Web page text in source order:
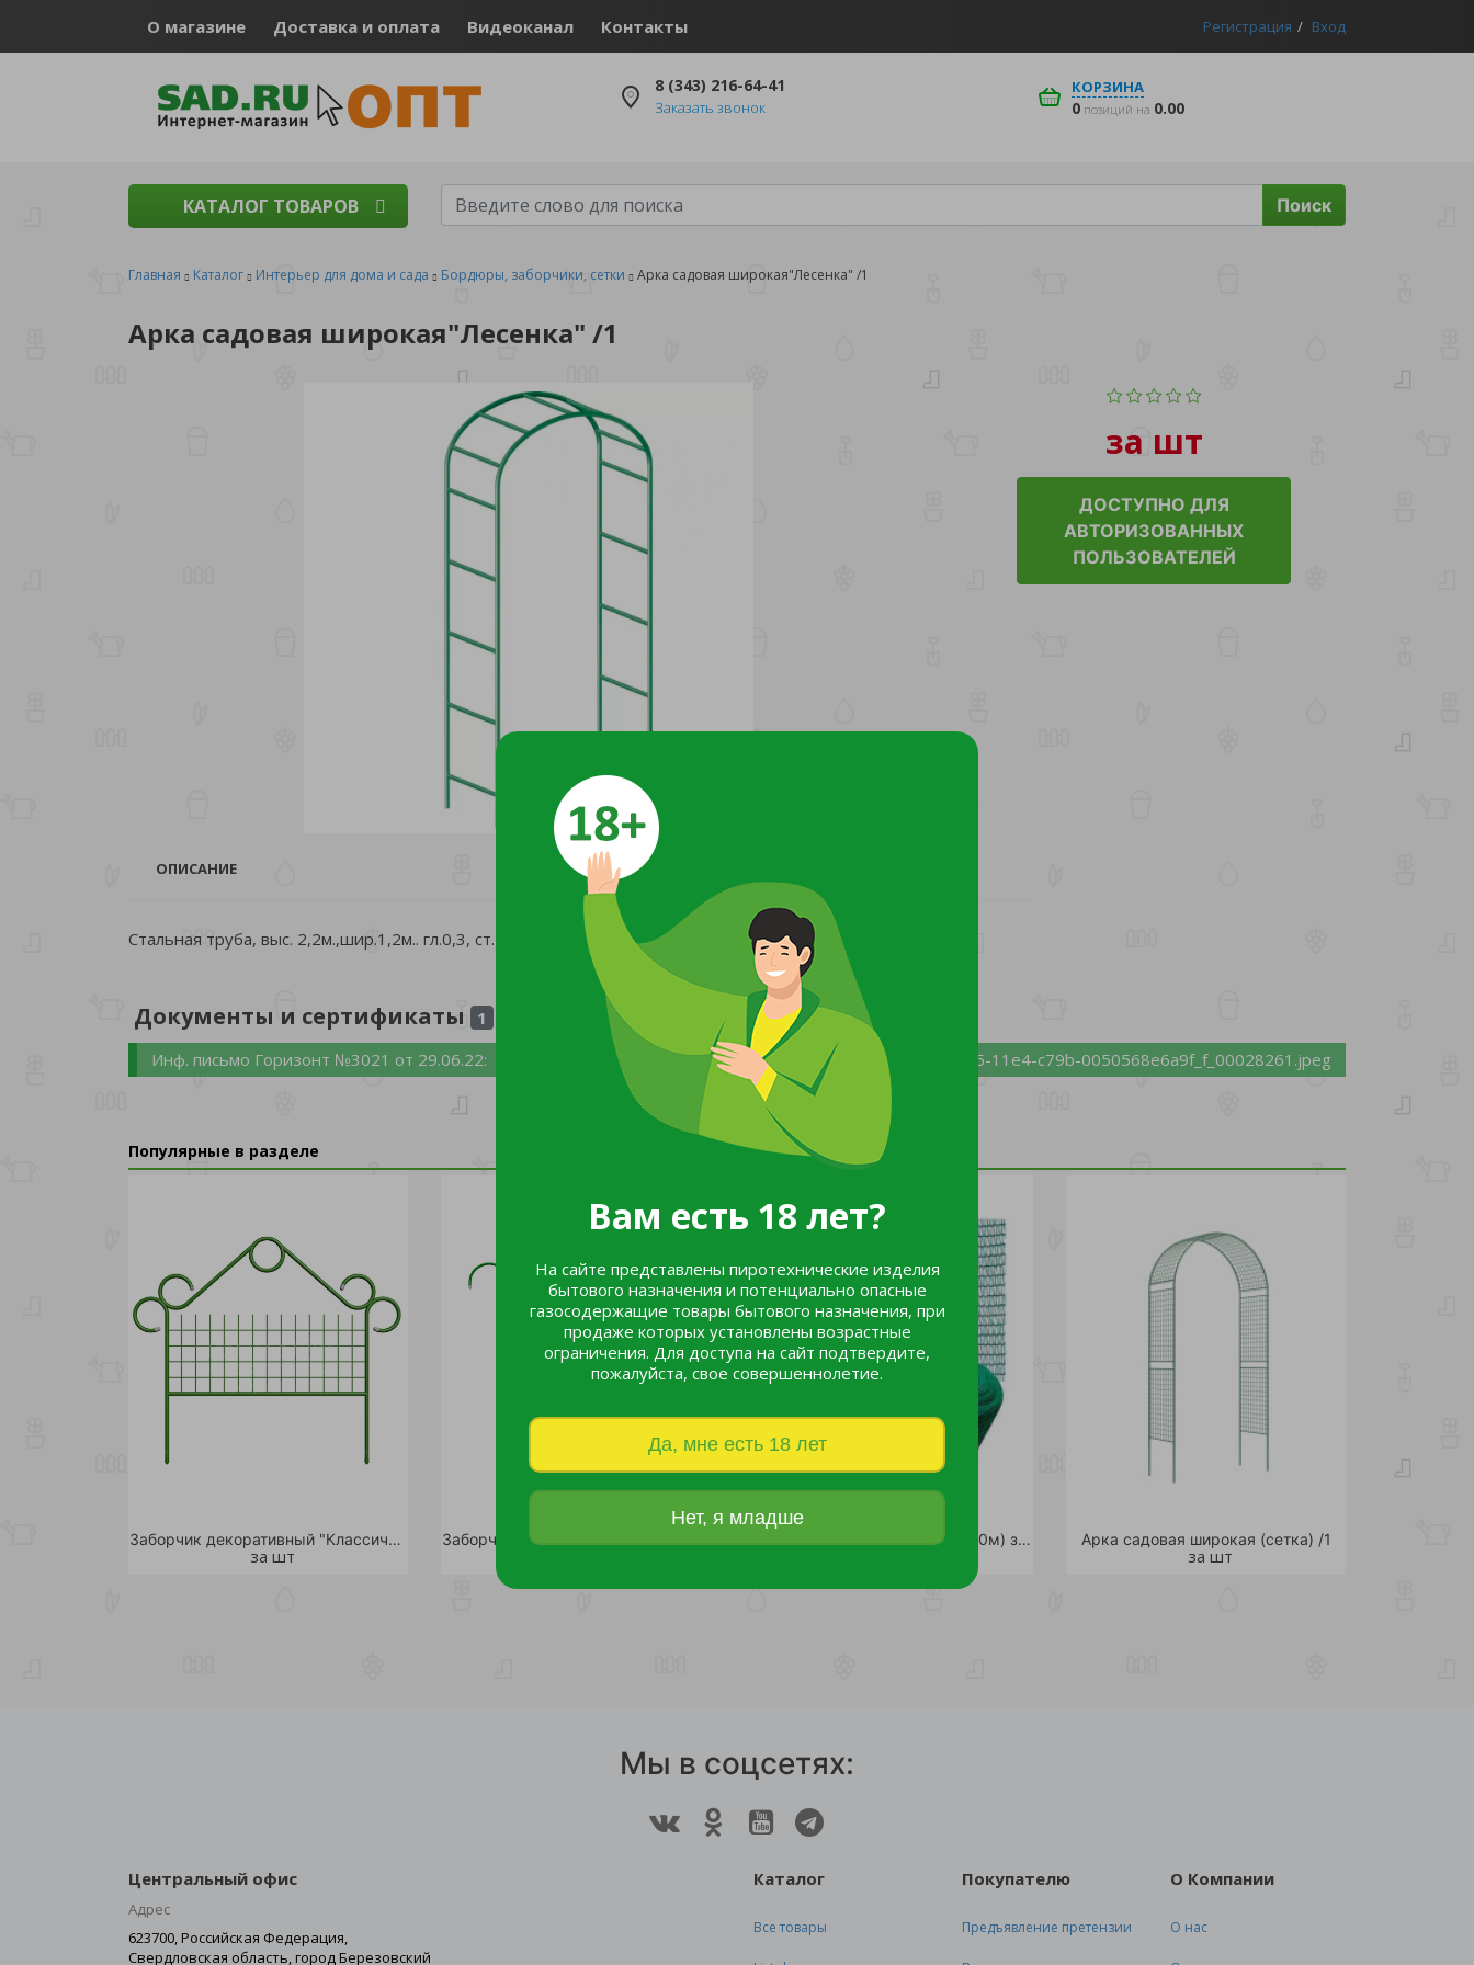
Вам есть 18 лет?
На сайте представлены пиротехнические изделия
бытового назначения и потенциально опасные
газосодержащие товары бытового назначения, при
продаже которых установлены возрастные
ограничения. Для доступа на сайт подтвердите,
пожалуйста, свое совершеннолетие.
Да, мне есть 18 лет
Нет, я младше
О магазине Доставка и оплата Видеоканал Контакты Регистрация Вход
8 (343) 216-64-41
Заказать звонок
КОРЗИНА
0позиций на 0.00
КАТАЛОГ ТОВАРОВ Поиск
Главная Каталог Интерьер для дома и сада Бордюры, заборчики, сетки Арка садовая широкая"Лесенка" /1
Арка садовая широкая"Лесенка" /1
за шт
ДОСТУПНО ДЛЯ
АВТОРИЗОВАННЫХ
ПОЛЬЗОВАТЕЛЕЙ
ОПИСАНИЕ
Стальная труба, выс. 2,2м.,шир.1,2м.. гл.0,3, ст.тр.16мм.
Документы и сертификаты
1
Инф. письмо Горизонт №3021 от 29.06.22:
4693a84e-9bd5-11e4-c79b-0050568e6a9f_f_00028261.jpeg
Популярные в разделе
Заборчик декоративный "Классический" металлический 4.5м/1
за шт
Сетка защитная 35гр/м2 (3*20м) зеленая /20. ОТГРУЖАЕТСЯ ТОЛЬКО РУЛОНОМ (в рулоне 20м) Арка садовая широкая (сетка) /1
за шт
Мы в соцсетях:
Центральный офис
Адрес
623700, Российская Федерация,
Свердловская область, город Березовский
Каталог
Все товары
Покупателю
Предъявление претензии
О Компании
О нас